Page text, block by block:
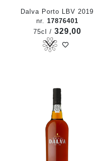
Dalva Porto LBV 2019
nr. 17876401
75cl / 329,00